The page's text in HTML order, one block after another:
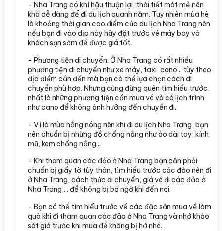
- Nha Trang có khí hậu thuận lợi, thời tiết mát mẻ nên
khá dễ dàng để đi du lịch quanh năm. Tuy nhiên mùa hè
là khoảng thời gian cao điểm của du lịch Nha Trang nên
nếu bạn đi vào dịp này hãy đặt trước vé máy bay và
khách sạn sớm để được giá tốt.
- Phương tiện di chuyển: Ở Nha Trang có rất nhiều
phương tiện di chuyển như xe máy, taxi, cano... tùy theo
địa điểm cần đến mà bạn có thể lựa chọn cách di
chuyển phù hợp. Nhưng cũng đừng quên tìm hiểu trước,
nhất là những phương tiện cần mua vé và có lịch trình
như cano để không ảnh hưởng đến chuyến đi.
- Vì là mùa nắng nóng nên khi đi du lịch Nha Trang, bạn
nên chuẩn bị những đồ chống nắng như áo dài tay, kính,
mũ, kem chống nắng...
- Khi tham quan các đảo ở Nha Trang bạn cần phải
chuẩn bị giấy tờ tùy thân, tìm hiểu trước các đảo nên đi
ở Nha Trang, cách thức di chuyển, giá vé đi các đảo ở
Nha Trang,... để không bị bỡ ngỡ khi đến nơi.
- Bạn có thể tìm hiểu trước về các đặc sản mua về làm
quà khi đi tham quan các đảo ở Nha Trang và nhớ khảo
sát giá trước khi mua để không bị hớ nhé.